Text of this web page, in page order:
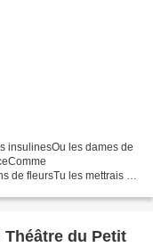
insulinesOu les dames de
de fleursTu les mettrais en
Théâtre du Petit